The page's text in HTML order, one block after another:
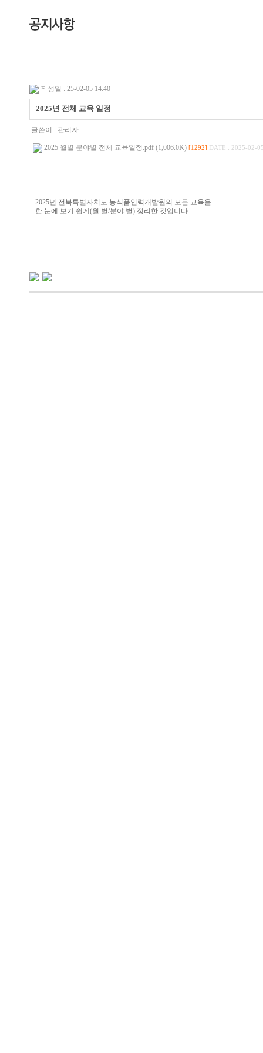
작성일 : 25-02-05 14:40
2025년 전체 교육 일정
글쓴이 : 관리자
2025 월별 분야별 전체 교육일정.pdf (1,006.0K) [1292] DATE : 2025-02-
2025년 전북특별자치도 농식품인력개발원의 모든 교육을
한 눈에 보기 쉽게(월 별/분야 별) 정리한 것입니다.